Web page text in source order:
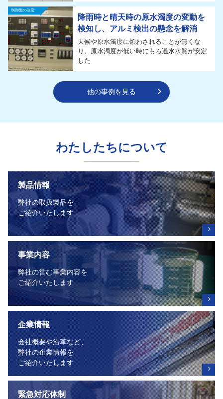
制御盤の改造
降雨時と晴天時の原水濁度の変動を
検知し、アルミ検出の懸念を解消
天候や原水濁度に煩わされることが無くな
り、原水濁度が低い時にもろ過水水質が安定
した
他の事例を見る
わたしたちについて
製品情報
弊社の取扱製品を
ご紹介いたします
事業内容
弊社の営む事業内容を
ご紹介いたします
企業情報
会社概要や沿革など、
弊社の企業情報を
ご紹介いたします
緊急対応体制